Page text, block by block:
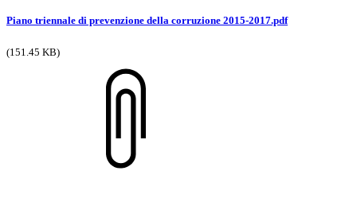
Piano triennale di prevenzione della corruzione 2015-2017.pdf
(151.45 KB)